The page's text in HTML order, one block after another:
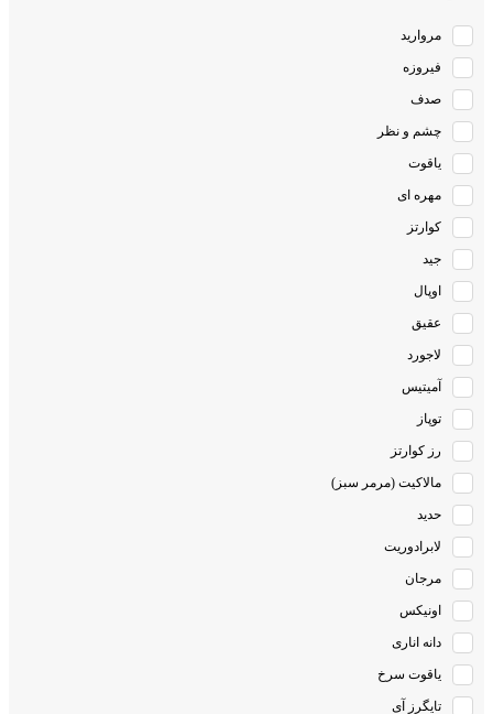
فیروزه
صدف
چشم و نظر
یاقوت
مهره ای
کوارتز
جید
اوپال
عقیق
لاجورد
آمیتیس
توپاز
رز کوارتز
مالاکیت (مرمر سبز)
حدید
لابرادوریت
مرجان
اونیکس
دانه اناری
یاقوت سرخ
تایگرز آی